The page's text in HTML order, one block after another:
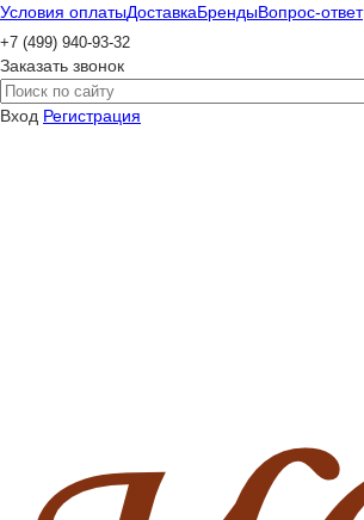
Условия оплатыДоставкаБрендыВопрос-ответ
+7 (499) 940-93-32
Заказать звонок
Вход Регистрация